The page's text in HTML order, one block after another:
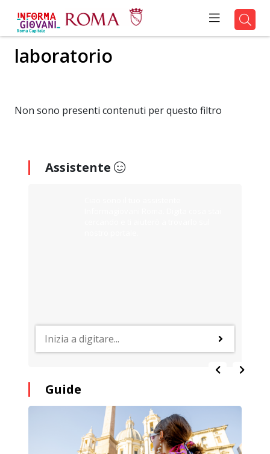
laboratorio
Non sono presenti contenuti per questo filtro
Assistente
Guide